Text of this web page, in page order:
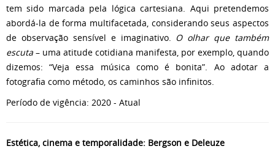
tem sido marcada pela lógica cartesiana. Aqui pretendemos
abordá-la de forma multifacetada, considerando seus aspectos
de observação sensível e imaginativo. O olhar que também
escuta – uma atitude cotidiana manifesta, por exemplo, quando
dizemos: “Veja essa música como é bonita”. Ao adotar a
fotografia como método, os caminhos são infinitos.
Período de vigência: 2020 - Atual
Estética, cinema e temporalidade: Bergson e Deleuze